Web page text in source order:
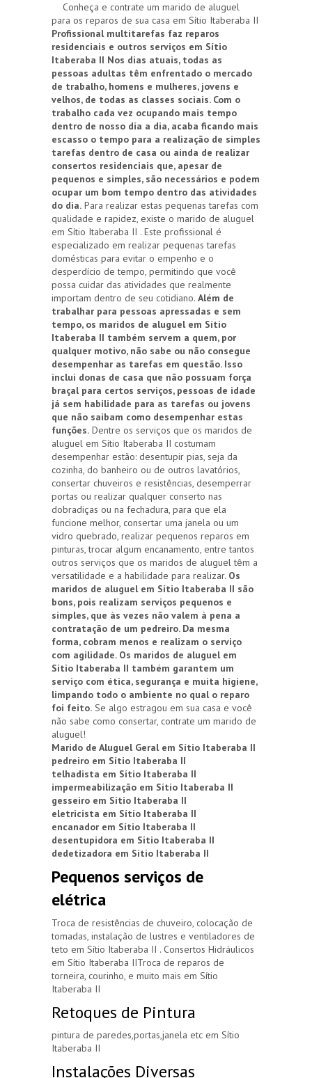
Conheça e contrate um marido de aluguel
para os reparos de sua casa em Sítio Itaberaba II
Profissional multitarefas faz reparos
residenciais e outros serviços em Sítio
Itaberaba II Nos dias atuais, todas as
pessoas adultas têm enfrentado o mercado
de trabalho, homens e mulheres, jovens e
velhos, de todas as classes sociais. Com o
trabalho cada vez ocupando mais tempo
dentro de nosso dia a dia, acaba ficando mais
escasso o tempo para a realização de simples
tarefas dentro de casa ou ainda de realizar
consertos residenciais que, apesar de
pequenos e simples, são necessários e podem
ocupar um bom tempo dentro das atividades
do dia. Para realizar estas pequenas tarefas com
qualidade e rapidez, existe o marido de aluguel
em Sítio Itaberaba II . Este profissional é
especializado em realizar pequenas tarefas
domésticas para evitar o empenho e o
desperdício de tempo, permitindo que você
possa cuidar das atividades que realmente
importam dentro de seu cotidiano. Além de
trabalhar para pessoas apressadas e sem
tempo, os maridos de aluguel em Sítio
Itaberaba II também servem a quem, por
qualquer motivo, não sabe ou não consegue
desempenhar as tarefas em questão. Isso
inclui donas de casa que não possuam força
braçal para certos serviços, pessoas de idade
já sem habilidade para as tarefas ou jovens
que não saibam como desempenhar estas
funções. Dentre os serviços que os maridos de
aluguel em Sítio Itaberaba II costumam
desempenhar estão: desentupir pias, seja da
cozinha, do banheiro ou de outros lavatórios,
consertar chuveiros e resistências, desemperrar
portas ou realizar qualquer conserto nas
dobradiças ou na fechadura, para que ela
funcione melhor, consertar uma janela ou um
vidro quebrado, realizar pequenos reparos em
pinturas, trocar algum encanamento, entre tantos
outros serviços que os maridos de aluguel têm a
versatilidade e a habilidade para realizar. Os
maridos de aluguel em Sítio Itaberaba II são
bons, pois realizam serviços pequenos e
simples, que às vezes não valem à pena a
contratação de um pedreiro. Da mesma
forma, cobram menos e realizam o serviço
com agilidade. Os maridos de aluguel em
Sítio Itaberaba II também garantem um
serviço com ética, segurança e muita higiene,
limpando todo o ambiente no qual o reparo
foi feito. Se algo estragou em sua casa e você
não sabe como consertar, contrate um marido de
aluguel!
Marido de Aluguel Geral em Sítio Itaberaba II
pedreiro em Sítio Itaberaba II
telhadista em Sítio Itaberaba II
impermeabilização em Sítio Itaberaba II
gesseiro em Sítio Itaberaba II
eletricista em Sítio Itaberaba II
encanador em Sítio Itaberaba II
desentupidora em Sítio Itaberaba II
dedetizadora em Sítio Itaberaba II
Pequenos serviços de
elétrica
Troca de resistências de chuveiro, colocação de
tomadas, instalação de lustres e ventiladores de
teto em Sítio Itaberaba II . Consertos Hidráulicos
em Sítio Itaberaba IITroca de reparos de
torneira, courinho, e muito mais em Sítio
Itaberaba II
Retoques de Pintura
pintura de paredes,portas,janela etc em Sítio
Itaberaba II
Instalações Diversas